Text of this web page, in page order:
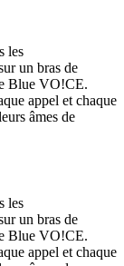
les
un bras de
Blue VO!CE.
appel et chaque
âmes de
les
un bras de
Blue VO!CE.
appel et chaque